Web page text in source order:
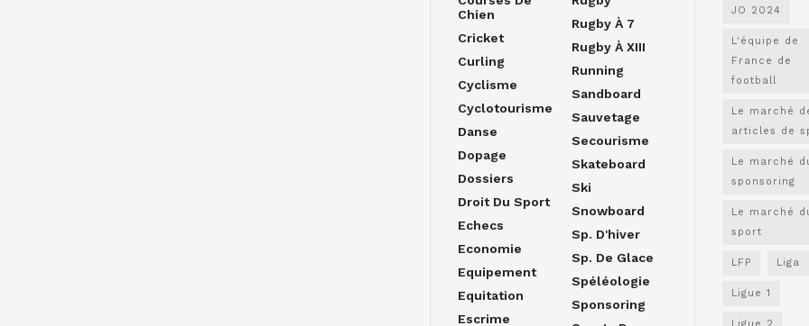
Chien
Cricket
Curling
Cyclisme
Cyclotourisme
Danse
Dopage
Dossiers
Droit Du Sport
Echecs
Economie
Equipement
Equitation
Escrime
Rugby À 7
Rugby À XIII
Running
Sandboard
Sauvetage
Secourisme
Skateboard
Ski
Snowboard
Sp. D'hiver
Sp. De Glace
Spéléologie
Sponsoring
JO 2024
L'équipe de
France de
football
Le marché
articles de
Le marché
sponsoring
Le marché
sport
LFP Liga
Ligue 1